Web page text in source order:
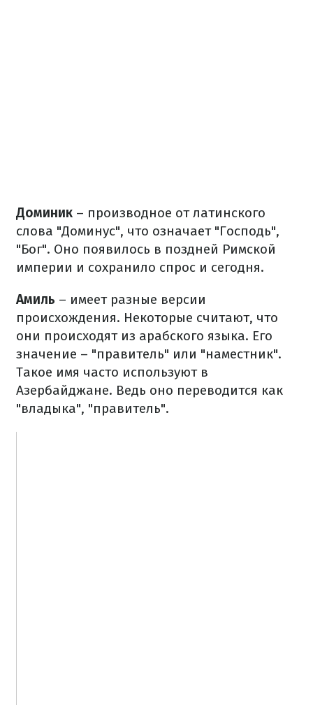
Доминик – производное от латинского
слова "Доминус", что означает "Господь",
"Бог". Оно появилось в поздней Римской
империи и сохранило спрос и сегодня.
Амиль – имеет разные версии
происхождения. Некоторые считают, что
они происходят из арабского языка. Его
значение – "правитель" или "наместник".
Такое имя часто используют в
Азербайджане. Ведь оно переводится как
"владыка", "правитель".